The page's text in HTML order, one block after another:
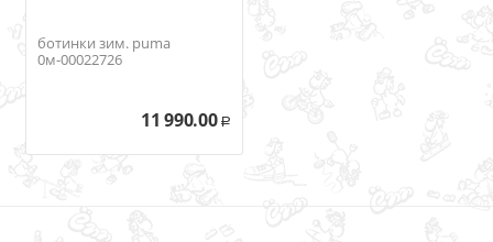
ботинки зим. puma
0м-00022726
11 990.00 Р